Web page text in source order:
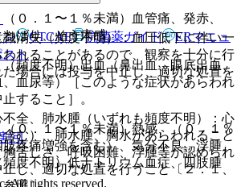
０．１〜１％未満）血管痛、発赤、
ばり、そう痒感。
頻度不明）出血（鼻出血、眼底出血、
血尿等）［このような症状があらわれ
すること］。
０．１〜１％未満）熱感、（０．１％
疼痛増強を含む）、気分不良、浮腫、
度不明）低ナトリウム血症、四肢腫
消失（頻度不明）：血圧低下に伴い一
れることがあるので、観察を十分に行
場合には投与を中止し、適切な処置を
全、肺水腫（いずれも頻度不明）：心
む）、肺水腫、胸水があらわれること
苦しさ、呼吸困難、浮腫等が認められ
し、適切な処置を行うこと〔２．１、
ン CTCAE 抗菌薬ガイド
ERマニュ
スト
引
All rights reserved.